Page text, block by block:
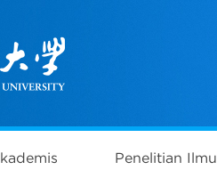
Penelitian Ilmu